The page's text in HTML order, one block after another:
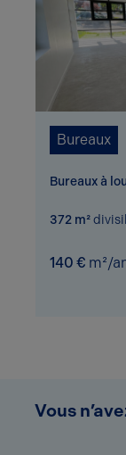
Bureaux
Bureaux à
372 m²
140 € m²/
Vous